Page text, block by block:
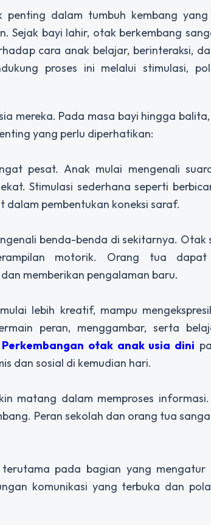
dalam tumbuh kembang yang
Sejak bayi lahir, otak berkembang
cara anak belajar, berinteraksi,
proses ini melalui stimulasi,
mereka. Pada masa bayi hingga
yang perlu diperhatikan:
pesat. Anak mulai mengenali
Stimulasi sederhana seperti
pembentukan koneksi saraf.
benda-benda di sekitarnya. Otak
motorik. Orang tua dapat
memberikan pengalaman baru.
lebih kreatif, mampu
peran, menggambar, serta
Perkembangan otak anak usia dini
dan sosial di kemudian hari.
matang dalam memproses informasi.
Peran sekolah dan orang tua
pada bagian yang mengatur
komunikasi yang terbuka dan